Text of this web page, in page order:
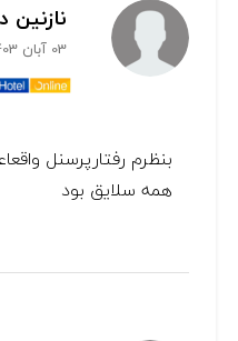
نازنین
03 آبان 1403
بنظرم رفتارپرسنل
همه سلایق بود